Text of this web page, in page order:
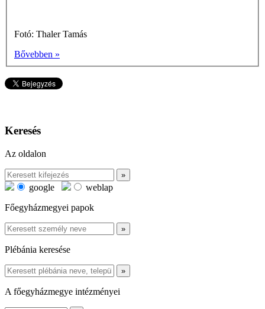
Fotó: Thaler Tamás
Bővebben »
Keresés
Az oldalon
google
weblap
Főegyházmegyei papok
Plébánia keresése
A főegyházmegye intézményei